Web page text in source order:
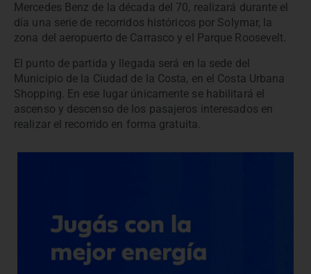
Mercedes Benz de la década del 70, realizará durante el
día una serie de recorridos históricos por Solymar, la
zona del aeropuerto de Carrasco y el Parque Roosevelt.
El punto de partida y llegada será en la sede del
Municipio de la Ciudad de la Costa, en el Costa Urbana
Shopping. En ese lugar únicamente se habilitará el
ascenso y descenso de los pasajeros interesados en
realizar el recorrido en forma gratuita.